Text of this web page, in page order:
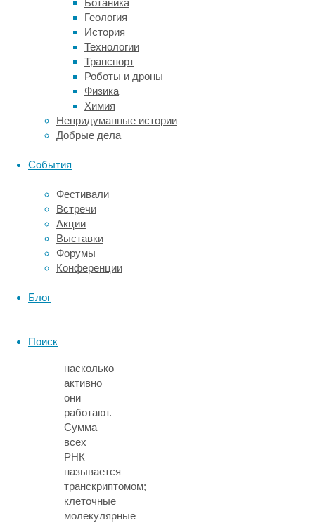
Ботаника
Геология
История
Технологии
Транспорт
Роботы и дроны
Физика
Химия
Непридуманные истории
Добрые дела
События
Фестивали
Встречи
Акции
Выставки
Форумы
Конференции
Блог
Поиск
единственной
клетки,
результате
мы
получаем
информацию
не
о
какие
гены
в
принципе
в
этой
насколько
активно
они
работают.
Сумма
всех
РНК
называется
транскриптомом;
клеточные
молекулярные